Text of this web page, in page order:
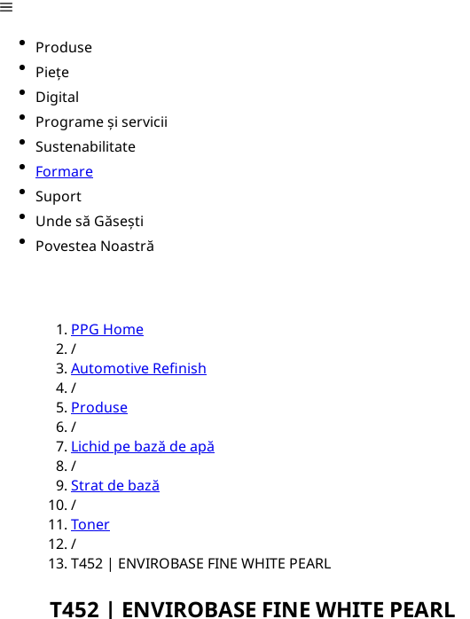
Produse
Piețe
Digital
Programe și servicii
Sustenabilitate
Formare
Suport
Unde să Găsești
Povestea Noastră
PPG Home
/
Automotive Refinish
/
Produse
/
Lichid pe bază de apă
/
Strat de bază
/
Toner
/
T452 | ENVIROBASE FINE WHITE PEARL
T452 | ENVIROBASE FINE WHITE PEARL